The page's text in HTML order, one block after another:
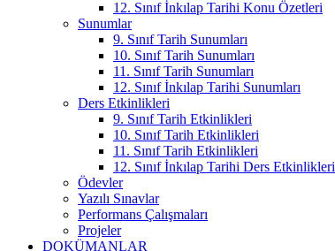
12. Sınıf İnkılap Tarihi Konu Özetleri
Sunumlar
9. Sınıf Tarih Sunumları
10. Sınıf Tarih Sunumları
11. Sınıf Tarih Sunumları
12. Sınıf İnkılap Tarihi Sunumları
Ders Etkinlikleri
9. Sınıf Tarih Etkinlikleri
10. Sınıf Tarih Etkinlikleri
11. Sınıf Tarih Etkinlikleri
12. Sınıf İnkılap Tarihi Ders Etkinlikleri
Ödevler
Yazılı Sınavlar
Performans Çalışmaları
Projeler
DOKÜMANLAR